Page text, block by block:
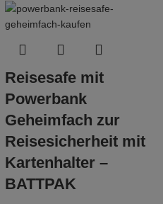
Reisesafe mit
Powerbank
Geheimfach zur
Reisesicherheit mit
Kartenhalter –
BATTPAK